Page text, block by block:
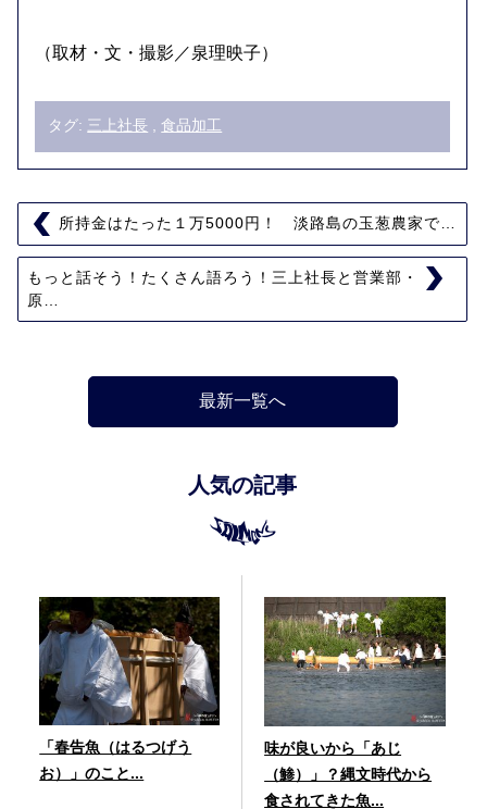
（取材・文・撮影／泉理映子）
タグ: 三上社長 ,食品加工
所持金はたった１万5000円！ 淡路島の玉葱農家で…
もっと話そう！たくさん語ろう！三上社長と営業部・
原…
最新一覧へ
人気の記事
「春告魚（はるつげう
お）」のこと...
味が良いから「あじ
（鯵）」？縄文時代から
食されてきた魚...